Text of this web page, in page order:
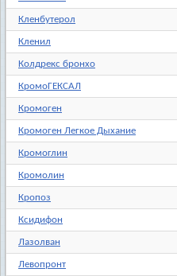
Кленбутерол
Кленил
Колдрекс бронхо
КромоГЕКСАЛ
Кромоген
Кромоген Легкое Дыхание
Кромоглин
Кромолин
Кропоз
Ксидифон
Лазолван
Левопронт